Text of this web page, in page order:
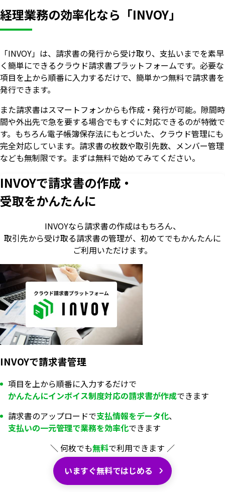
経理業務の効率化なら「INVOY」
「INVOY」は、請求書の発行から受け取り、支払いまでを素早
く簡単にできるクラウド請求書プラットフォームです。必要な
項目を上から順番に入力するだけで、簡単かつ無料で請求書を
発行できます。
また請求書はスマートフォンからも作成・発行が可能。隙間時
間や外出先で急を要する場合でもすぐに対応できるのが特徴で
す。もちろん電子帳簿保存法にもとづいた、クラウド管理にも
完全対応しています。請求書の枚数や取引先数、メンバー管理
なども無制限です。まずは無料で始めてみてください。
INVOYで請求書の作成・
受取をかんたんに
INVOYなら請求書の作成はもちろん、
取引先から受け取る請求書の管理が、 初めてでもかんたんに
ご利用いただけます。
INVOYで請求書管理
項目を上から順番に入力するだけで
かんたんにインボイス制度対応の請求書が作成できます
請求書のアップロードで支払情報をデータ化、
支払いの一元管理で業務を効率化できます
＼ 何枚でも無料で利用できます ／
いますぐ無料ではじめる